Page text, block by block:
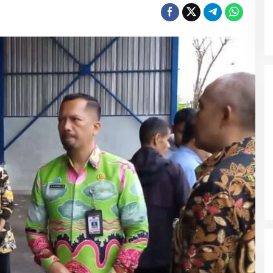
Wali Kota Malang Himbau
Masyarakat Tidak Panic Buying
Polres Ngawi Ungkap Peredaran
Okerbaya Amankan 2 Tersangka